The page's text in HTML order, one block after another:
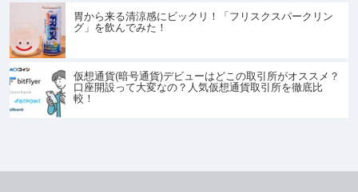
胃から来る清涼感にビックリ！「フリスクスパークリン
グ」を飲んでみた！
仮想通貨(暗号通貨)デビューはどこの取引所がオススメ？
口座開設って大変なの？人気仮想通貨取引所を徹底比
較！